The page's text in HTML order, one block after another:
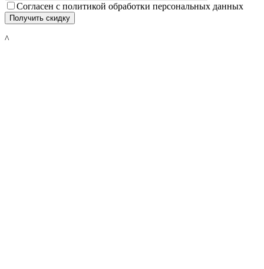
Согласен с политикой обработки персональных данных
^